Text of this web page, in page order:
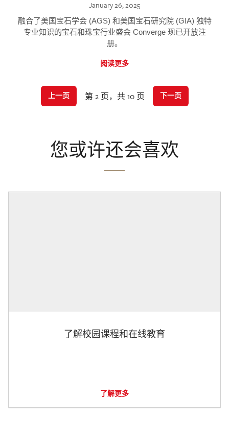
January 26, 2025
融合了美国宝石学会 (AGS) 和美国宝石研究院 (GIA) 独特
专业知识的宝石和珠宝行业盛会 Converge 现已开放注
册。
阅读更多
上一页 第 2 页，共 10 页 下一页
您或许还会喜欢
了解校园课程和在线教育
了解更多